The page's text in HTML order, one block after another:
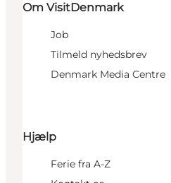
Om VisitDenmark
Job
Tilmeld nyhedsbrev
Denmark Media Centre
Hjælp
Ferie fra A-Z